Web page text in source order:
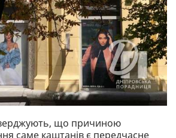
що причиною
саме каштанів є передчасне